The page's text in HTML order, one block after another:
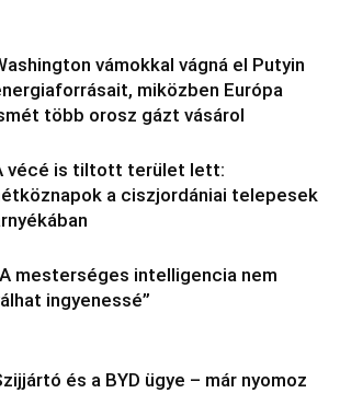
vámokkal vágná el Putyin
miközben Európa
több orosz gázt vásárol
vécé is tiltott terület lett:
a ciszjordániai telepesek
mesterséges intelligencia nem
ingyenessé”
és a BYD ügye – már nyomoz